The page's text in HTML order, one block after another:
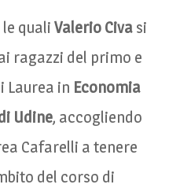
quali Valerio Civa si
ragazzi del primo e
Laurea in Economia
Udine, accogliendo
Cafarelli a tenere
del corso di